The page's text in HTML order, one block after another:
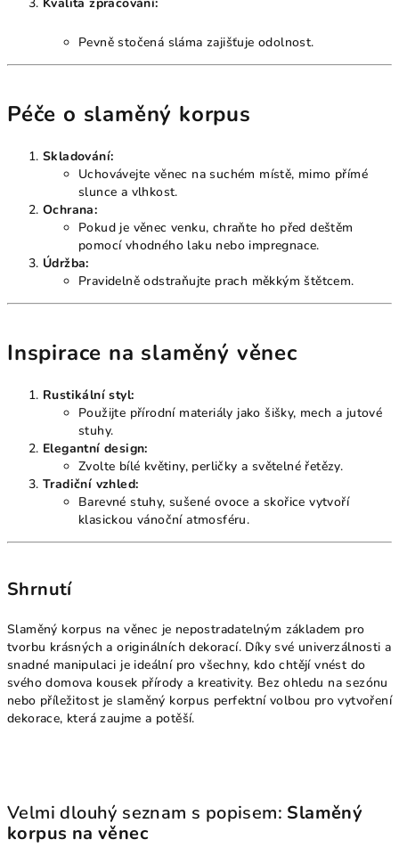
Pevně stočená sláma zajišťuje odolnost.
Péče o slaměný korpus
Skladování:
Uchovávejte věnec na suchém místě, mimo přímé
slunce a vlhkost.
Ochrana:
Pokud je věnec venku, chraňte ho před deštěm
pomocí vhodného laku nebo impregnace.
Údržba:
Pravidelně odstraňujte prach měkkým štětcem.
Inspirace na slaměný věnec
Rustikální styl:
Použijte přírodní materiály jako šišky, mech a jutové
stuhy.
Elegantní design:
Zvolte bílé květiny, perličky a světelné řetězy.
Tradiční vzhled:
Barevné stuhy, sušené ovoce a skořice vytvoří
klasickou vánoční atmosféru.
Shrnutí
Slaměný korpus na věnec je nepostradatelným základem pro
tvorbu krásných a originálních dekorací. Díky své univerzálnosti a
snadné manipulaci je ideální pro všechny, kdo chtějí vnést do
svého domova kousek přírody a kreativity. Bez ohledu na sezónu
nebo příležitost je slaměný korpus perfektní volbou pro vytvoření
dekorace, která zaujme a potěší.
Velmi dlouhý seznam s popisem: Slaměný
korpus na věnec